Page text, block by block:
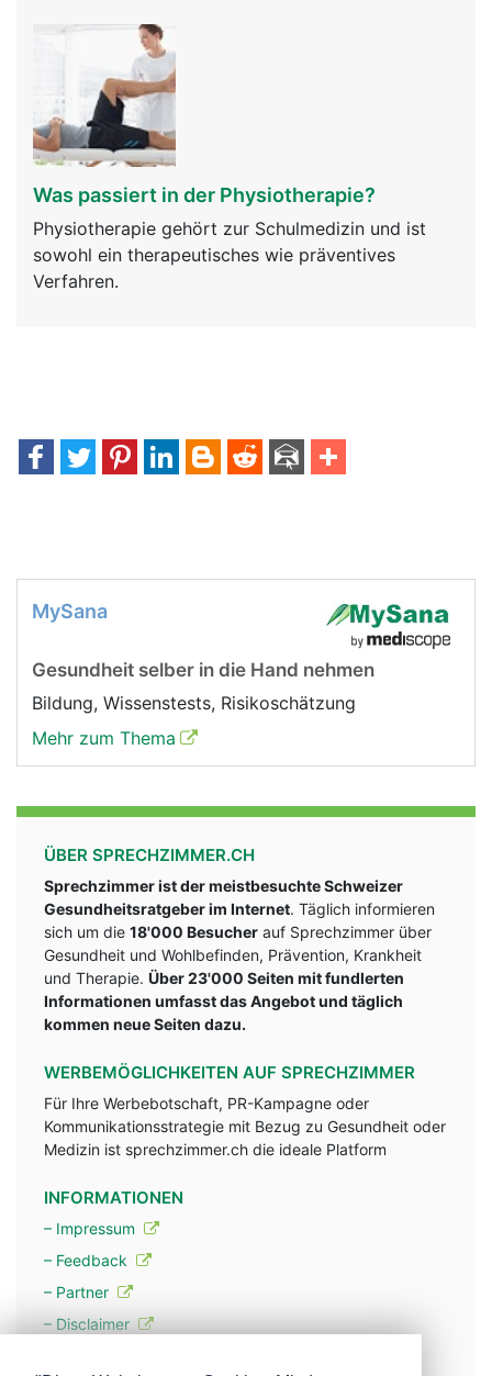
Was passiert in der Physiotherapie?
Physiotherapie gehört zur Schulmedizin und ist
sowohl ein therapeutisches wie präventives
Verfahren.
MySana
Gesundheit selber in die Hand nehmen
Bildung, Wissenstests, Risikoschätzung
Mehr zum Thema
ÜBER SPRECHZIMMER.CH
Sprechzimmer ist der meistbesuchte Schweizer
Gesundheitsratgeber im Internet. Täglich informieren
sich um die 18'000 Besucher auf Sprechzimmer über
Gesundheit und Wohlbefinden, Prävention, Krankheit
und Therapie. Über 23'000 Seiten mit fundlerten
Informationen umfasst das Angebot und täglich
kommen neue Seiten dazu.
WERBEMÖGLICHKEITEN AUF SPRECHZIMMER
Für Ihre Werbebotschaft, PR-Kampagne oder
Kommunikationsstrategie mit Bezug zu Gesundheit oder
Medizin ist sprechzimmer.ch die ideale Platform
INFORMATIONEN
– Impressum
– Feedback
– Partner
– Disclaimer